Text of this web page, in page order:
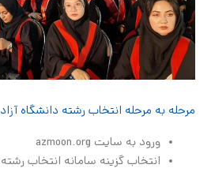
مرحله به مرحله انتخاب رشته دانشگاه آزاد
ورود به سایت azmoon.org
انتخاب گزینه سامانه انتخاب رشته